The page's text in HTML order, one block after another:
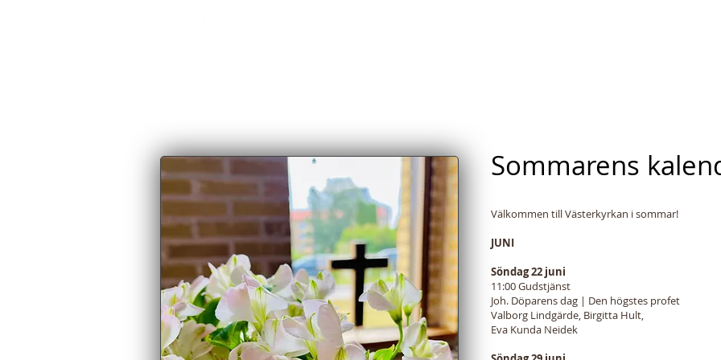
Sommarens
Välkommen till Västerkyrkan i sommar!
JUNI
Söndag 22 juni
11:00 Gudstjänst
Joh. Döparens dag | Den högstes profet
Valborg Lindgärde, Birgitta Hult,
Eva Kunda Neidek